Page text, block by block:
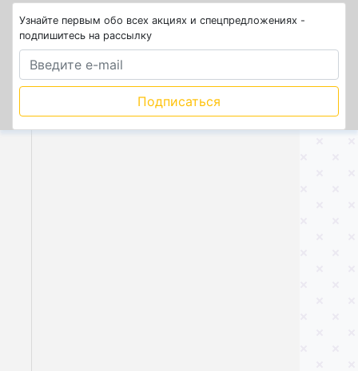
Узнайте первым обо всех акциях и спецпредложениях -
подпишитесь на рассылку